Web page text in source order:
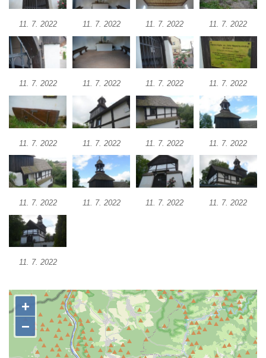
Pilát
Křížová cesta Římov – XVI. kaple – U
Herodesa
Křížová cesta Římov – XV. kaple – Malý
Pilát
Křížová cesta Římov – XIV. kaple – U
Kaifáše (U Děvečky)
Křížová cesta Římov – XIII. kaple – U
Annáše (U Kaifáše)
Křížová cesta Římov – XII. kaple – Vodní
brána
Křížová cesta Římov – XI. kaple – Ježíš
haněn a tupen
Cedronu
chromého žida
Křížová cesta Římov – VIII. kaple – Kristus
svázán a ze zahrady vyhnán
Křížová cesta Římov – VII. kaple – Políbení
11. 7. 2022 11. 7. 2022 11. 7. 2022 11. 7. 2022
11. 7. 2022 11. 7. 2022 11. 7. 2022 11. 7. 2022
11. 7. 2022 11. 7. 2022 11. 7. 2022 11. 7. 2022
11. 7. 2022 11. 7. 2022 11. 7. 2022 11. 7. 2022
11. 7. 2022